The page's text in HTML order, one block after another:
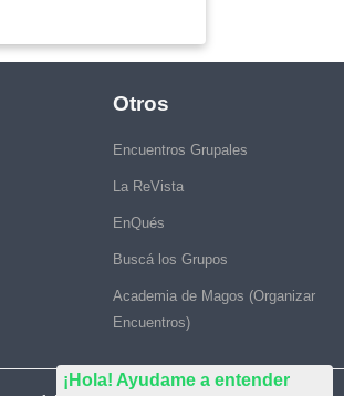
¡Hola! Ayudame a entender
Otros
Encuentros Grupales
La ReVista
EnQués
Buscá los Grupos
Academia de Magos (Organizar
Encuentros)